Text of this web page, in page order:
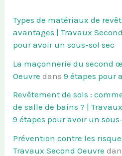
Types de matériaux de
avantages | Travaux
pour avoir un sous-sol sec
La maçonnerie du second
Oeuvre dans9 étapes pour
Revêtement de sols :
de salle de bains ? |
9 étapes pour avoir un
Prévention contre les
Travaux Second Oeuvre